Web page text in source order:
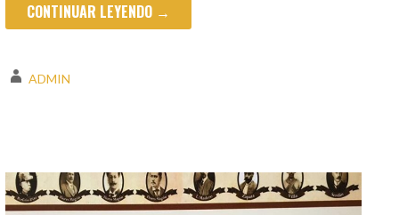
ADMIN
CONTINUAR LEYENDO →